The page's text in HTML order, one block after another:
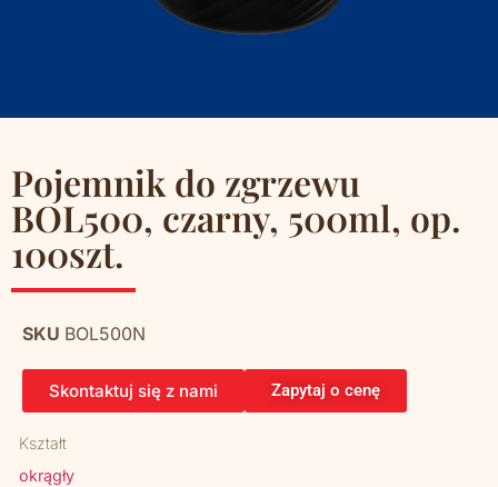
Pojemnik do zgrzewu
BOL500, czarny, 500ml, op.
100szt.
SKU BOL500N
Skontaktuj się z nami Zapytaj o cenę
Kształt
okrągły